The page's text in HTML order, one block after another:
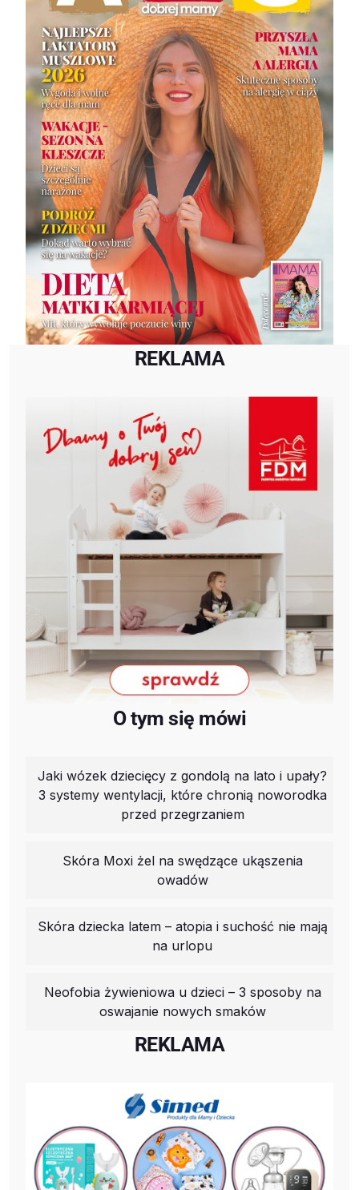
REKLAMA
O tym się mówi
Jaki wózek dziecięcy z gondolą na lato i upały?
3 systemy wentylacji, które chronią noworodka
przed przegrzaniem
Skóra Moxi żel na swędzące ukąszenia
owadów
Skóra dziecka latem – atopia i suchość nie mają
na urlopu
Neofobia żywieniowa u dzieci – 3 sposoby na
oswajanie nowych smaków
REKLAMA